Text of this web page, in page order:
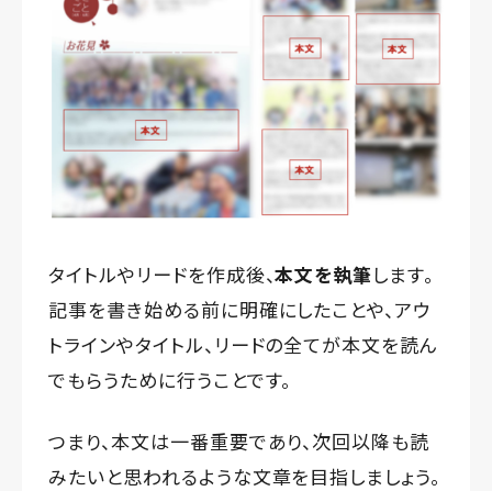
タイトルやリードを作成後、本文を執筆します。
記事を書き始める前に明確にしたことや、アウ
トラインやタイトル、リードの全てが本文を読ん
でもらうために行うことです。
つまり、本文は一番重要であり、次回以降も読
みたいと思われるような文章を目指しましょう。